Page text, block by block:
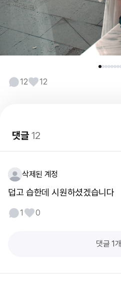
12 12
댓글12
삭제된 계정
덥고 습한데 시원하셨겠습니다
1 0
댓글 1개